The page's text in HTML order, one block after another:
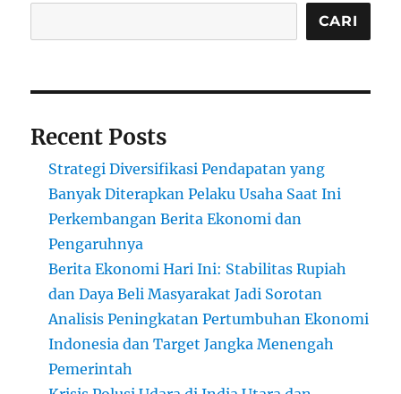
CARI
Recent Posts
Strategi Diversifikasi Pendapatan yang
Banyak Diterapkan Pelaku Usaha Saat Ini
Perkembangan Berita Ekonomi dan
Pengaruhnya
Berita Ekonomi Hari Ini: Stabilitas Rupiah
dan Daya Beli Masyarakat Jadi Sorotan
Analisis Peningkatan Pertumbuhan Ekonomi
Indonesia dan Target Jangka Menengah
Pemerintah